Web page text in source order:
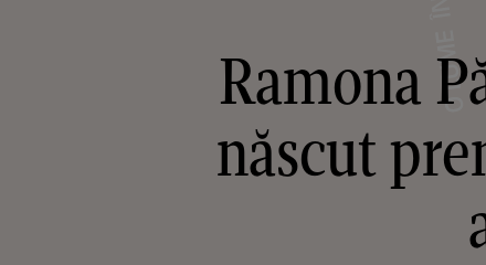
Ramona
născut